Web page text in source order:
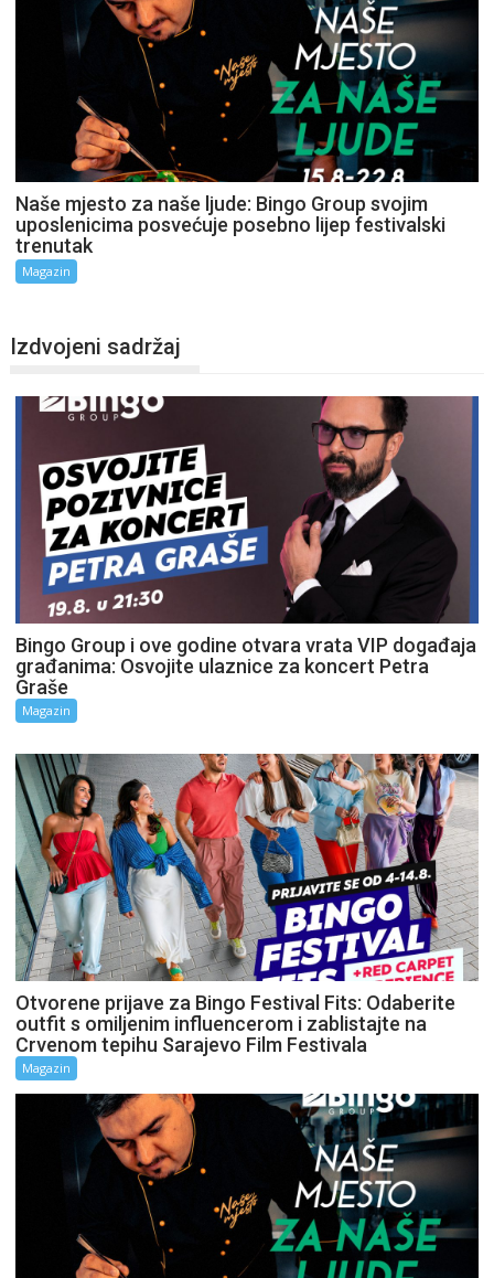
Naše mjesto za naše ljude: Bingo Group svojim
uposlenicima posvećuje posebno lijep festivalski
trenutak
Magazin
Izdvojeni sadržaj
Bingo Group i ove godine otvara vrata VIP događaja
građanima: Osvojite ulaznice za koncert Petra
Graše
Magazin
Otvorene prijave za Bingo Festival Fits: Odaberite
outfit s omiljenim influencerom i zablistajte na
Crvenom tepihu Sarajevo Film Festivala
Magazin